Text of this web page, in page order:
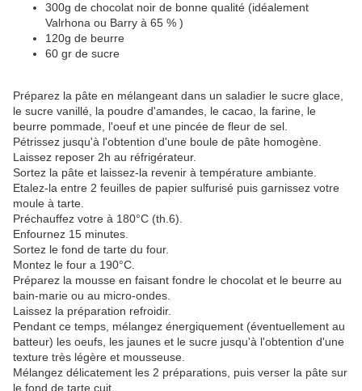
300g de chocolat noir de bonne qualité (idéalement
Valrhona ou Barry à 65 % )
120g de beurre
60 gr de sucre
Préparez la pâte en mélangeant dans un saladier le sucre glace,
le sucre vanillé, la poudre d'amandes, le cacao, la farine, le
beurre pommade, l'oeuf et une pincée de fleur de sel.
Pétrissez jusqu'à l'obtention d'une boule de pâte homogène.
Laissez reposer 2h au réfrigérateur.
Sortez la pâte et laissez-la revenir à température ambiante.
Etalez-la entre 2 feuilles de papier sulfurisé puis garnissez votre
moule à tarte.
Préchauffez votre à 180°C (th.6).
Enfournez 15 minutes.
Sortez le fond de tarte du four.
Montez le four a 190°C.
Préparez la mousse en faisant fondre le chocolat et le beurre au
bain-marie ou au micro-ondes.
Laissez la préparation refroidir.
Pendant ce temps, mélangez énergiquement (éventuellement au
batteur) les oeufs, les jaunes et le sucre jusqu'à l'obtention d'une
texture très légère et mousseuse.
Mélangez délicatement les 2 préparations, puis verser la pâte sur
le fond de tarte cuit.